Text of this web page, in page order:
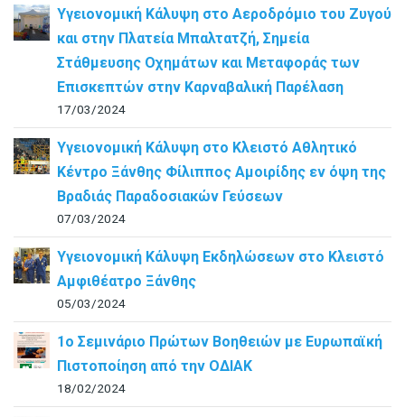
Υγειονομική Κάλυψη στο Αεροδρόμιο του Ζυγού
και στην Πλατεία Μπαλτατζή, Σημεία
Στάθμευσης Οχημάτων και Μεταφοράς των
Επισκεπτών στην Καρναβαλική Παρέλαση
17/03/2024
Υγειονομική Κάλυψη στο Κλειστό Αθλητικό
Κέντρο Ξάνθης Φίλιππος Αμοιρίδης εν όψη της
Βραδιάς Παραδοσιακών Γεύσεων
07/03/2024
Υγειονομική Κάλυψη Εκδηλώσεων στο Κλειστό
Αμφιθέατρο Ξάνθης
05/03/2024
1ο Σεμινάριο Πρώτων Βοηθειών με Ευρωπαϊκή
Πιστοποίηση από την ΟΔΙΑΚ
18/02/2024